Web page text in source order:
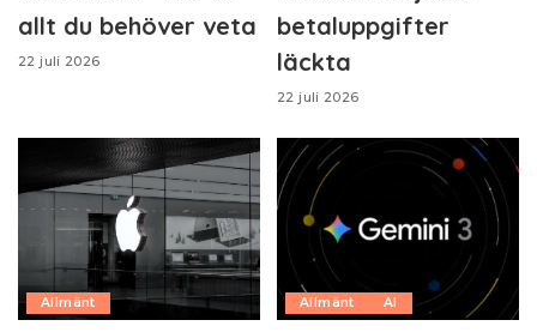
allt du behöver veta
22 juli 2026
betaluppgifter
läckta
22 juli 2026
Allmänt Allmänt AI